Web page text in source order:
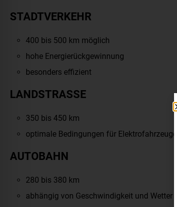
STADTVERKEHR
400 bis 500 km möglich
hohe Energierückgewinnung
besonders effizient
LANDSTRASSE
350 bis 450 km
optimale Bedingungen für Elektrofahrzeuge
AUTOBAHN
280 bis 380 km
abhängig von Geschwindigkeit und Wetter